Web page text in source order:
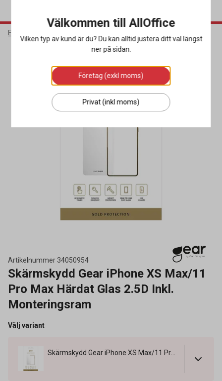
Elektronik
Artikelnummer 34050954
Skärmskydd Gear iPhone XS Max/11
Pro Max Härdat Glas 2.5D Inkl.
Monteringsram
Välj variant
Skärmskydd Gear iPhone XS Max/11 Pro Max Härdat Glas 2.5D Inkl. Monteringsram
Välkommen till AllOffice
Vilken typ av kund är du? Du kan alltid justera ditt val längst
ner på sidan.
Företag (exkl moms)
Privat (inkl moms)